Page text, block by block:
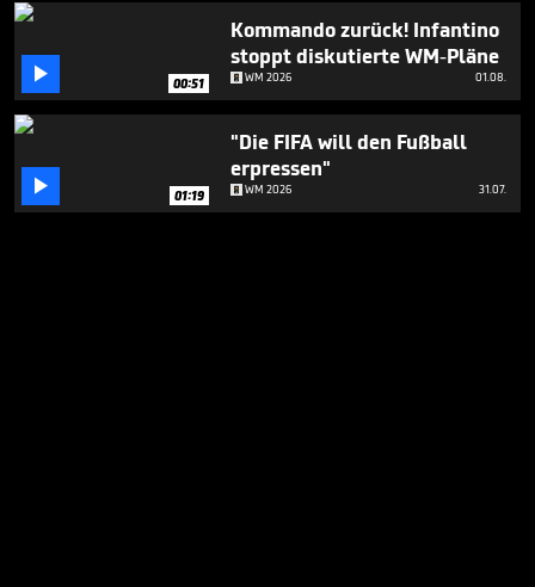
 00:51
Kommando zurück! Infantino
stoppt diskutierte WM-Pläne
WM 2026 01.08.
 01:19
"Die FIFA will den Fußball
erpressen"
WM 2026 31.07.